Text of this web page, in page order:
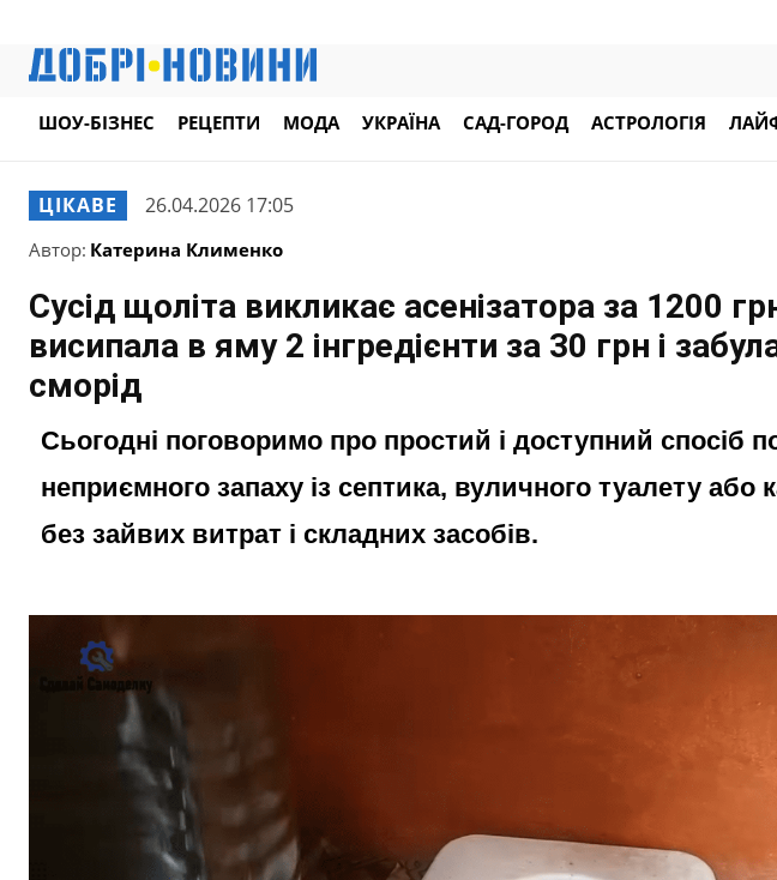
ШОУ-БІЗНЕС РЕЦЕПТИ МОДА УКРАЇНА САД-ГОРОД АСТРОЛОГІЯ
ЦІКАВЕ 26.04.2026 17:05
Автор: Катерина Клименко
Сусід щоліта викликає асенізатора за 1200
висипала в яму 2 інгредієнти за 30 грн і
сморід
Сьогодні поговоримо про простий і доступний спосіб
неприємного запаху із септика, вуличного туалету або
без зайвих витрат і складних засобів.